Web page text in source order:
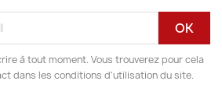
à tout moment. Vous trouverez pour cela
dans les conditions d'utilisation du site.